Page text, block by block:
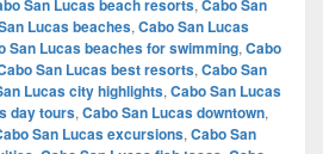
San Lucas beach resorts, Cabo San
Lucas beaches, Cabo San Lucas
San Lucas beaches for swimming, Cabo
San Lucas best resorts, Cabo San
Lucas city highlights, Cabo San Lucas
day tours, Cabo San Lucas downtown,
San Lucas excursions, Cabo San